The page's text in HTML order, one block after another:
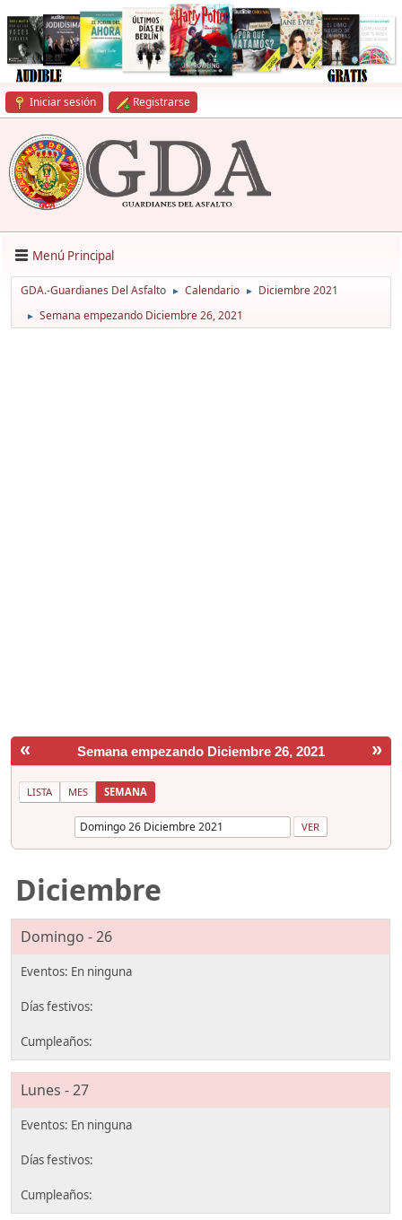
Iniciar sesión Registrarse
Menú Principal
GDA.-Guardianes Del Asfalto ► Calendario ► Diciembre 2021
► Semana empezando Diciembre 26, 2021
« »
Semana empezando Diciembre 26, 2021
LISTA MES SEMANA
Diciembre
Domingo - 26
Lunes - 27